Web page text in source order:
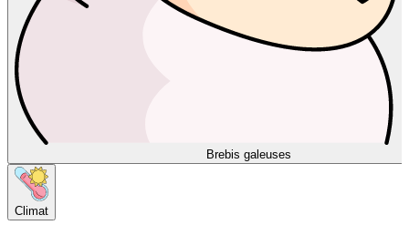
Brebis galeuses
Climat